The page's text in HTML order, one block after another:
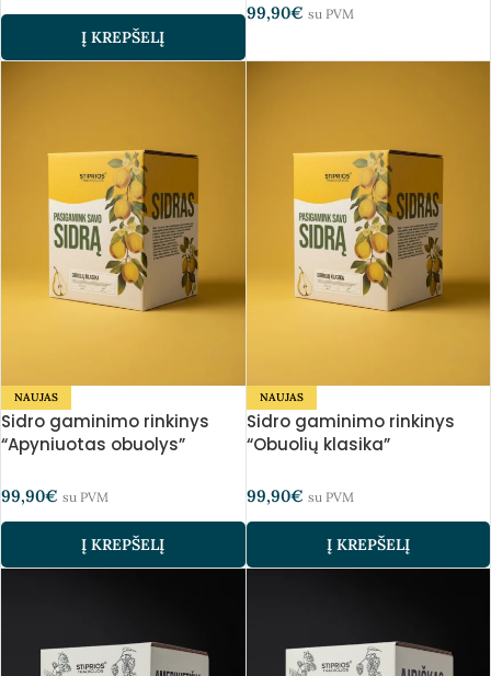
Į KREPŠELĮ
99,90€ su PVM
NAUJAS
Sidro gaminimo rinkinys
“Apyniuotas obuolys”
99,90€ su PVM
Į KREPŠELĮ
NAUJAS
Sidro gaminimo rinkinys
“Obuolių klasika”
99,90€ su PVM
Į KREPŠELĮ